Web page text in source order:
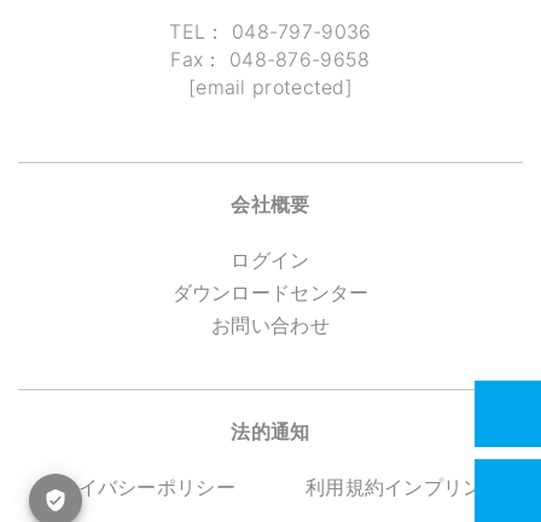
TEL： 048-797-9036
Fax： 048-876-9658
[email protected]
会社概要
ログイン
ダウンロードセンター
お問い合わせ
法的通知
プライバシーポリシー 利用規約インプリント